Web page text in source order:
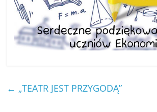
← „TEATR JEST PRZYGODĄ”